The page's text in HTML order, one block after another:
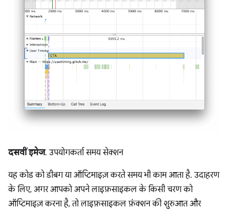
दसवीं इमेज. उपयोगकर्ता समय सेक्शन
यह कोड को डीबग या ऑप्टिमाइज़ करते समय भी काम आता है. उदाहरण
के लिए, अगर आपको अपने लाइफ़साइकल के किसी चरण को
ऑप्टिमाइज़ करना है, तो लाइफ़साइकल फ़ंक्शन की शुरुआत और